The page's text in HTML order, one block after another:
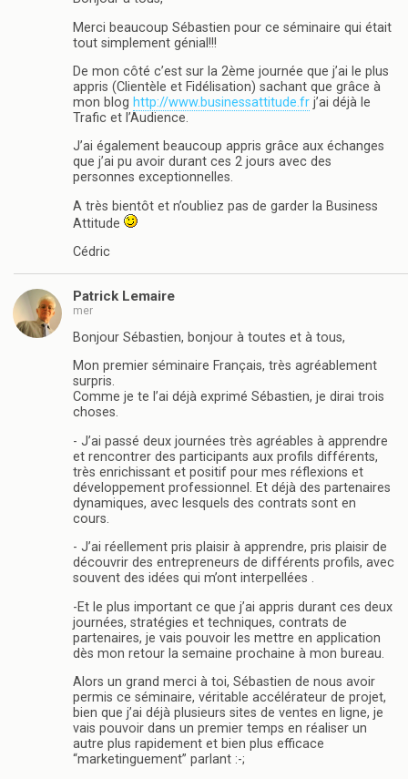
Merci beaucoup Sébastien pour ce séminaire qui était
tout simplement génial!!!
De mon côté c’est sur la 2ème journée que j’ai le plus
appris (Clientèle et Fidélisation) sachant que grâce à
mon blog http://www.businessattitude.fr j’ai déjà le
Trafic et l’Audience.
J’ai également beaucoup appris grâce aux échanges
que j’ai pu avoir durant ces 2 jours avec des
personnes exceptionnelles.
A très bientôt et n’oubliez pas de garder la Business
Attitude
Cédric
Patrick Lemaire
mer
Bonjour Sébastien, bonjour à toutes et à tous,
Mon premier séminaire Français, très agréablement
surpris.
Comme je te l’ai déjà exprimé Sébastien, je dirai trois
choses.
- J’ai passé deux journées très agréables à apprendre
et rencontrer des participants aux profils différents,
très enrichissant et positif pour mes réflexions et
développement professionnel. Et déjà des partenaires
dynamiques, avec lesquels des contrats sont en
cours.
- J’ai réellement pris plaisir à apprendre, pris plaisir de
découvrir des entrepreneurs de différents profils, avec
souvent des idées qui m’ont interpellées .
-Et le plus important ce que j’ai appris durant ces deux
journées, stratégies et techniques, contrats de
partenaires, je vais pouvoir les mettre en application
dès mon retour la semaine prochaine à mon bureau.
Alors un grand merci à toi, Sébastien de nous avoir
permis ce séminaire, véritable accélérateur de projet,
bien que j’ai déjà plusieurs sites de ventes en ligne, je
vais pouvoir dans un premier temps en réaliser un
autre plus rapidement et bien plus efficace
“marketinguement” parlant :-;